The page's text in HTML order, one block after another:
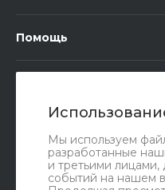
Мы используем
разработанные
и третьими лицами,
событий на нашем
Помощь